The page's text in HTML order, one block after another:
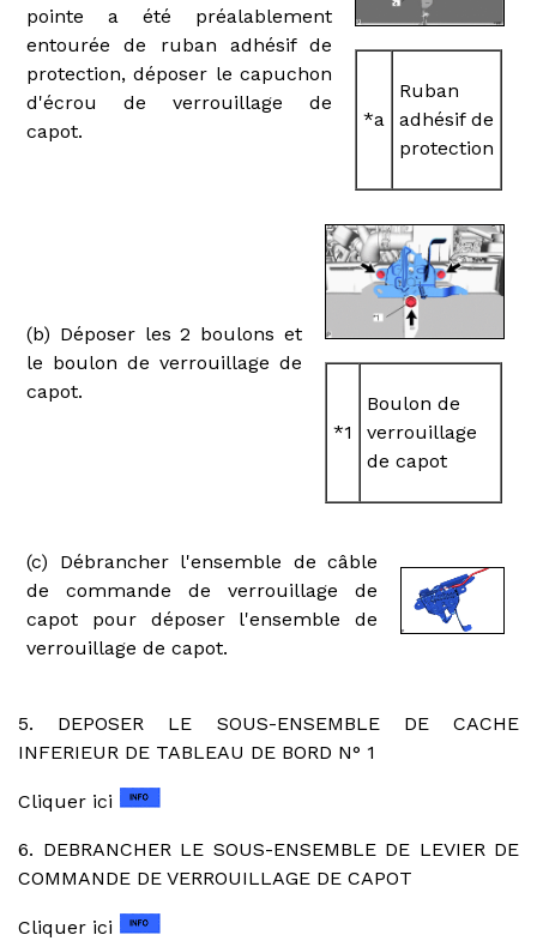
pointe a été préalablement
entourée de ruban adhésif de
protection, déposer le capuchon
d'écrou de verrouillage de
capot.
*a
Ruban
adhésif de
protection
(b) Déposer les 2 boulons et
le boulon de verrouillage de
capot.
*1
Boulon de
verrouillage
de capot
(c) Débrancher l'ensemble de câble
de commande de verrouillage de
capot pour déposer l'ensemble de
verrouillage de capot.
5. DEPOSER LE SOUS-ENSEMBLE DE CACHE
INFERIEUR DE TABLEAU DE BORD N° 1
Cliquer ici
6. DEBRANCHER LE SOUS-ENSEMBLE DE LEVIER DE
COMMANDE DE VERROUILLAGE DE CAPOT
Cliquer ici